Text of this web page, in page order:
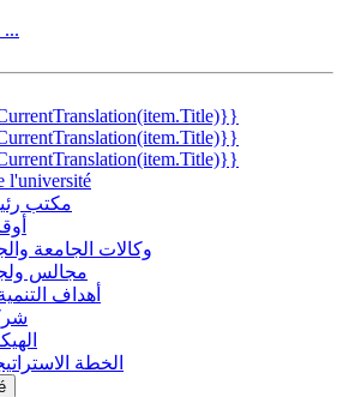
...
l'université
مكتب
وكالات الجامعة
مجالس
أهداف
الخطة